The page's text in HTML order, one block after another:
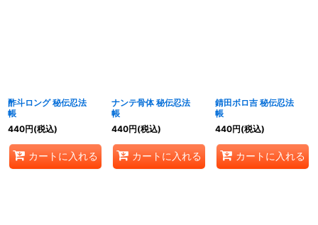
酢斗ロング 秘伝忍法
帳
440円(税込)
カートに入れる
ナンテ骨体 秘伝忍法
帳
440円(税込)
カートに入れる
錆田ボロ吉 秘伝忍法
帳
440円(税込)
カートに入れる